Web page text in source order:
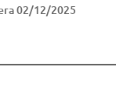
02/12/2025